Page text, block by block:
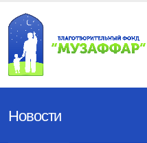
Новости